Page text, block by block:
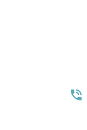
phone_in_talk